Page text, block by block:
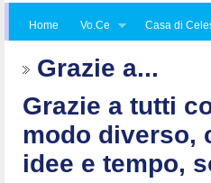
Home Vo.Ce Casa di
Grazie a...
Grazie a tutti
modo diverso,
idee e tempo,